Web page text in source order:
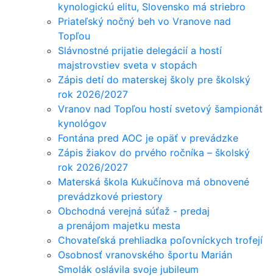
kynologickú elitu, Slovensko má striebro
Priateľský nočný beh vo Vranove nad
Topľou
Slávnostné prijatie delegácií a hostí
majstrovstiev sveta v stopách
Zápis detí do materskej školy pre školský
rok 2026/2027
Vranov nad Topľou hostí svetový šampionát
kynológov
Fontána pred AOC je opäť v prevádzke
Zápis žiakov do prvého ročníka – školský
rok 2026/2027
Materská škola Kukučínova má obnovené
prevádzkové priestory
Obchodná verejná súťaž - predaj
a prenájom majetku mesta
Chovateľská prehliadka poľovníckych trofejí
Osobnosť vranovského športu Marián
Smolák oslávila svoje jubileum